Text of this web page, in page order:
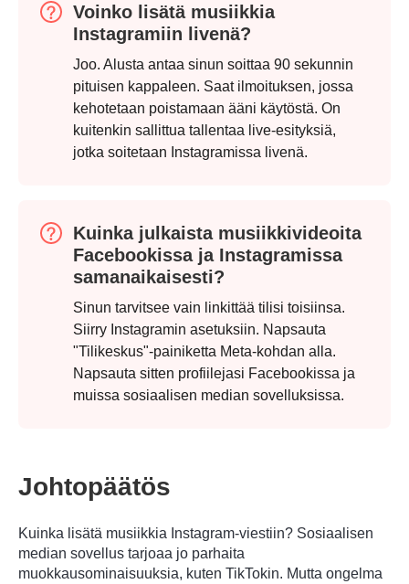
Vaihe 3.
Voinko lisätä musiikkia
Instagramiin livenä?
Joo. Alusta antaa sinun soittaa 90 sekunnin
pituisen kappaleen. Saat ilmoituksen, jossa
kehotetaan poistamaan ääni käytöstä. On
kuitenkin sallittua tallentaa live-esityksiä,
jotka soitetaan Instagramissa livenä.
Kuinka julkaista musiikkivideoita
Facebookissa ja Instagramissa
samanaikaisesti?
Sinun tarvitsee vain linkittää tilisi toisiinsa.
Siirry Instagramin asetuksiin. Napsauta
"Tilikeskus"-painiketta Meta-kohdan alla.
Napsauta sitten profiilejasi Facebookissa ja
muissa sosiaalisen median sovelluksissa.
Johtopäätös
Kuinka lisätä musiikkia Instagram-viestiin? Sosiaalisen
median sovellus tarjoaa jo parhaita
muokkausominaisuuksia, kuten TikTokin. Mutta ongelma